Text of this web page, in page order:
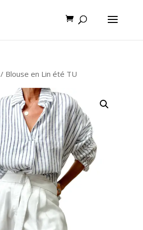
/ Blouse en Lin été TU